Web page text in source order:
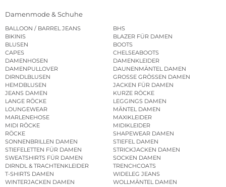
Damenmode & Schuhe
BALLOON / BARREL JEANS
BHS
BIKINIS
BLAZER FÜR DAMEN
BLUSEN
BOOTS
CAPES
CHELSEABOOTS
DAMENHOSEN
DAMENKLEIDER
DAMENPULLOVER
DAUNENMÄNTEL DAMEN
DIRNDLBLUSEN
GROSSE GRÖSSEN DAMEN
HEMDBLUSEN
JACKEN FÜR DAMEN
JEANS DAMEN
KURZE RÖCKE
LANGE RÖCKE
LEGGINGS DAMEN
LOUNGEWEAR
MÄNTEL DAMEN
MARLENEHOSE
MAXIKLEIDER
MIDI RÖCKE
MIDIKLEIDER
RÖCKE
SHAPEWEAR DAMEN
SONNENBRILLEN DAMEN
STIEFEL DAMEN
STIEFELETTEN FÜR DAMEN
STRICKJACKEN DAMEN
SWEATSHIRTS FÜR DAMEN
SOCKEN DAMEN
DIRNDL & TRACHTENKLEIDER
TRENCHCOATS
T-SHIRTS DAMEN
WIDELEG JEANS
WINTERJACKEN DAMEN
WOLLMÄNTEL DAMEN